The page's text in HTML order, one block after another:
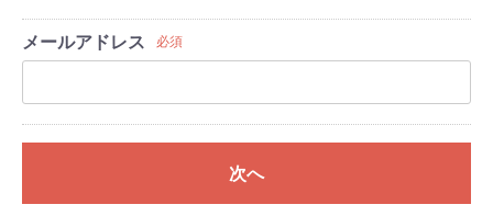
メールアドレス 必須
次へ